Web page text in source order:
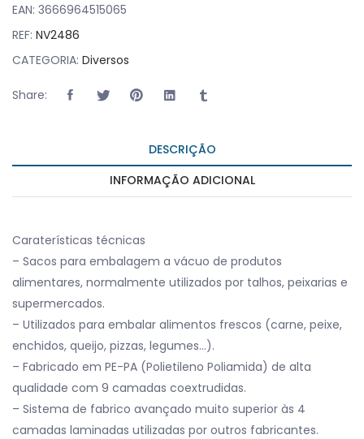
170x250 quantity
EAN: 3666964515065
REF: NV2486
CATEGORIA: Diversos
Share:
DESCRIÇÃO
INFORMAÇÃO ADICIONAL
Caraterísticas técnicas
– Sacos para embalagem a vácuo de produtos
alimentares, normalmente utilizados por talhos, peixarias e
supermercados.
– Utilizados para embalar alimentos frescos (carne, peixe,
enchidos, queijo, pizzas, legumes…).
– Fabricado em PE-PA (Polietileno Poliamida) de alta
qualidade com 9 camadas coextrudidas.
– Sistema de fabrico avançado muito superior às 4
camadas laminadas utilizadas por outros fabricantes.